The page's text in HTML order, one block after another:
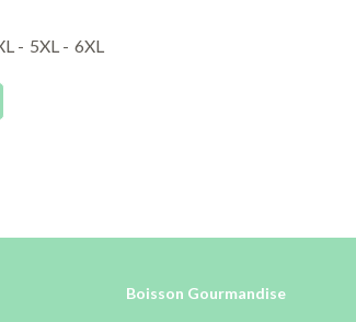
- 5XL - 6XL
Boisson Gourmandise